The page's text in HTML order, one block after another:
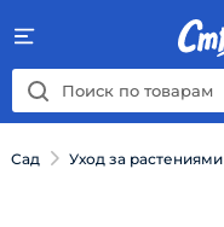
Сад Уход за растениями